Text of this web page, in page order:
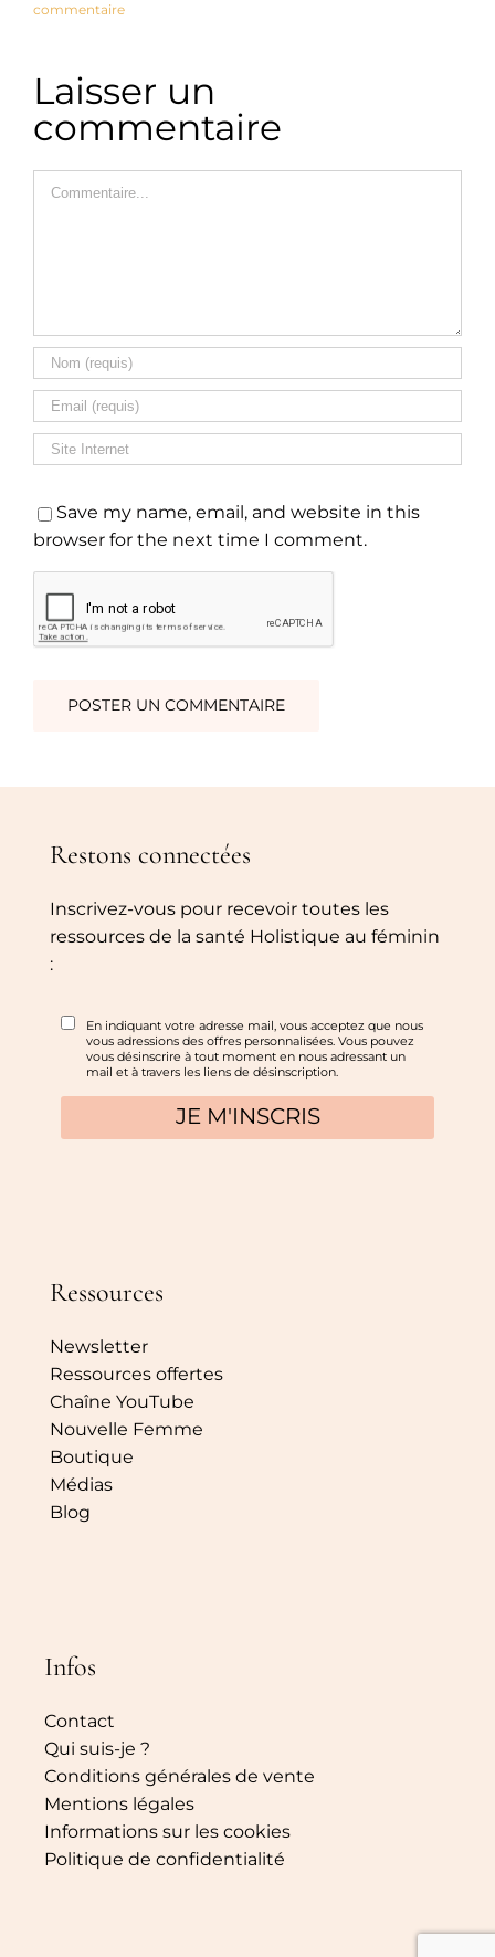
commentaire
Laisser un
commentaire
Commentaire
Save my name, email, and website in this
browser for the next time I comment.
Restons connectées
Inscrivez-vous pour recevoir toutes les
ressources de la santé Holistique au féminin
:
Ressources
Newsletter
Ressources offertes
Chaîne YouTube
Nouvelle Femme
Boutique
Médias
Blog
Infos
Contact
Qui suis-je ?
Conditions générales de vente
Mentions légales
Informations sur les cookies
Politique de confidentialité